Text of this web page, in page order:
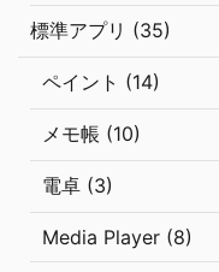
標準アプリ (35)
ペイント (14)
メモ帳 (10)
電卓 (3)
Media Player (8)